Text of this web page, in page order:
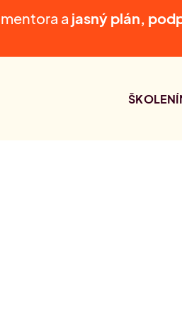
a jasný plán,
ŠKOLENÍ